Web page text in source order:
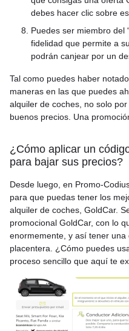
debes hacer clic sobre
Puedes ser miembro del
fidelidad que permite a
podrán canjear por un
Tal como puedes haber
maneras en las que puedes
alquiler de coches, no solo
buenos precios. Una
¿Cómo aplicar un
para bajar sus precios?
Desde luego, en Promo-
para que puedas tener los
alquiler de coches, GoldCar.
promocional GoldCar, con lo
enormemente, y así tener
placentera. ¿Cómo puedes
proceso sencillo que aquí te